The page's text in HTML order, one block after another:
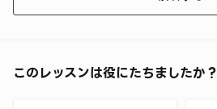
このレッスンは役にたちましたか？